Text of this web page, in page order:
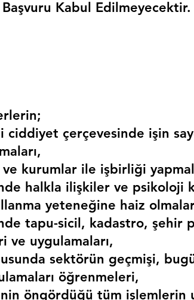
Başvuru Kabul Edilmeyecektir.
çerçevesinde işin
kurumlar ile işbirliği
halkla ilişkiler ve psikoloji
yeteneğine haiz
tapu-sicil, kadastro, şehir
ve uygulamaları,
sektörün geçmişi,
öğrenmeleri,
öngördüğü tüm işlemlerin